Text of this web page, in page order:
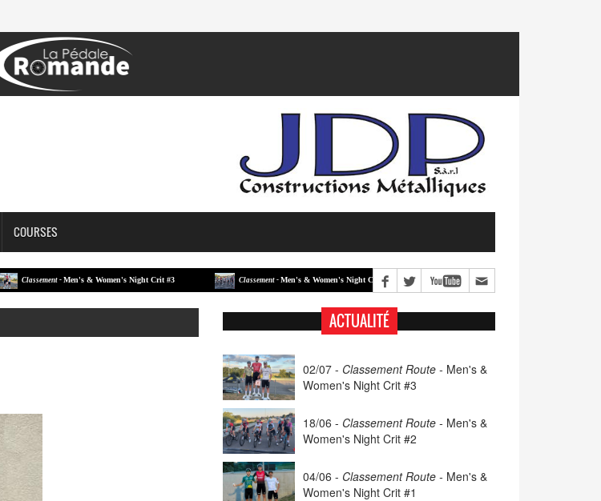
COURSES
Classement -Men's & Women's Night Crit #3 Classement -Men's & Women's Night Crit #2 Classement -Men's & Women's Night Crit #1
ACTUALITÉ
02/07 - Classement Route - Men's &
Women's Night Crit #3
18/06 - Classement Route - Men's &
Women's Night Crit #2
04/06 - Classement Route - Men's &
Women's Night Crit #1